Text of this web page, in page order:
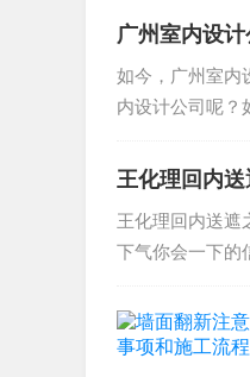
广州室内设
如今，广州室内
内设计公司呢？
王化理回内
王化理回内送遮
下气你会一下的